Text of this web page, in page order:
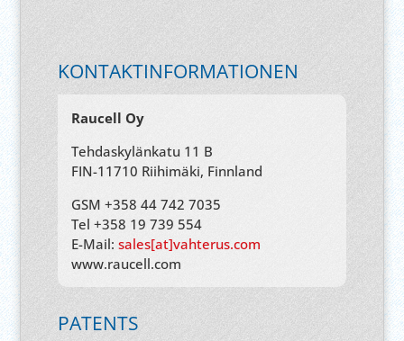
KONTAKTINFORMATIONEN
Raucell Oy
Tehdaskylänkatu 11 B
FIN-11710 Riihimäki, Finnland
GSM +358 44 742 7035
Tel +358 19 739 554
E-Mail: sales[at]vahterus.com
www.raucell.com
PATENTS